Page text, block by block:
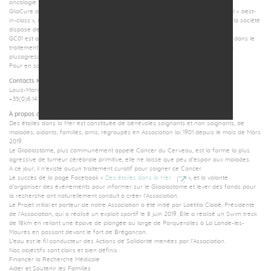
oncologie.
GlioCure a notamment initié le développement de GC01, un peptide anti-tumoral « best-
in-class », bénéficiant de plus de 10 ans de recherche académique, pour lequel la société
dispose des droits exclusifs mondiaux.
GC01 est actuellement en fin de développement préclinique non-réglementaire dans le
traitement du glioblastome (GBM), la tumeur du cerveau la plus fréquente et la
plusagressive.
Pour en savoir plus :
Contacts Média et Relation Investisseurs :
Louis-Marie Bachelot, Président Directeur-Général
+33(0)6 14 03 38 26 / lm.bachelot@gliocure.com
À propos de Des Etoiles dans la Mer :
Des étoiles dans la Mer est constituée de bénévoles soignants et non soignants, de
malades, aidants, familles, amis, regroupés en Association loi 1901 depuis le mois de Mars
2019.
Le Glioblastome, plus communément appelé Cancer du Cerveau, est la forme la plus
agressive de tumeur cérébrale primitive, elle ne laisse que peu d’espoir aux malades.
A ce jour, il n’existe aucun traitement curatif pour soigner ce Cancer.
Le succès de la page Facebook « Des étoiles dans la Mer
», et la volonté
d’organiser des événements pour informer sur le Glioblastome et lever des fonds pour
la recherche ont naturellement conduit à créer l’Association.
Le Projet initial et porteur de notre Association a été initié par Laetitia Clabé, Présidente
de l’Association, qui a réalisé un exploit sportif le 8 juin 2019. Elle a réalisé un Swim treck
de 18km en reliant une épave de plongée au large de Porquerolles à La Londe-les-
Maures en passant devant le fort de Brégançon.
L’eau est le fil conducteur des Actions de Solidarité menées par l’Association.
Nos objectifs sont clairs et bien définis :
Financer la Recherche Médicale
Aider et Soutenir les Familles